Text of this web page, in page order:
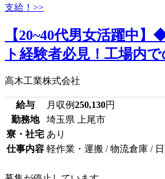
【20~40代男女活躍中
ト経験者必見！工場内
高木工業株式会社
給与 月収例250,130円
勤務地
埼玉県 上尾市
寮・社宅 あり
仕事内容 軽作業・運搬 / 物流倉庫 /